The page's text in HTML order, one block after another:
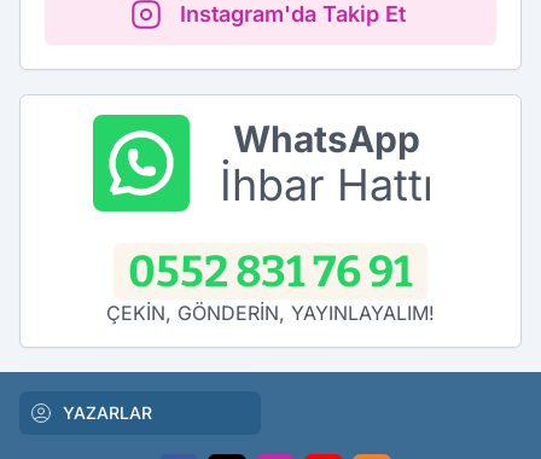
Instagram'da Takip Et
WhatsApp
İhbar Hattı
0552 831 76 91
ÇEKİN, GÖNDERİN, YAYINLAYALIM!
YAZARLAR